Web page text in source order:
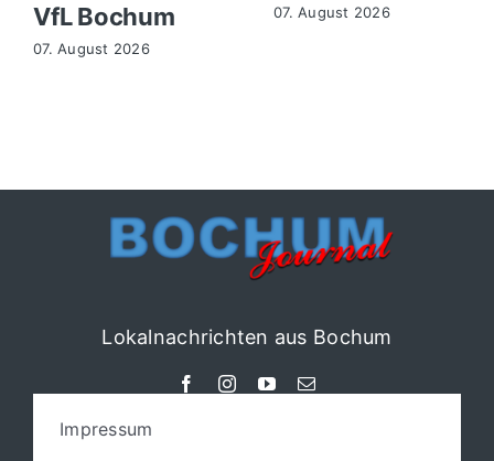
VfL Bochum
07. August 2026
07. August 2026
Lokalnachrichten aus Bochum
Impressum